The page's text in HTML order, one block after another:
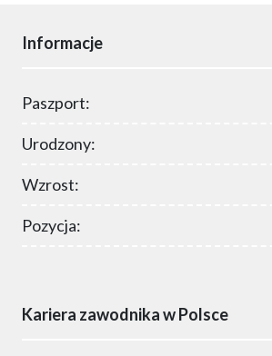
Informacje
Paszport:
Urodzony:
Wzrost:
Pozycja:
Kariera zawodnika w Polsce